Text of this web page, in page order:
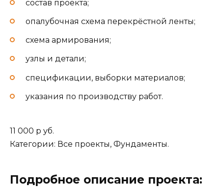
состав проекта;
опалубочная схема перекрёстной ленты;
схема армирования;
узлы и детали;
спецификации, выборки материалов;
указания по производству работ.
11 000 р уб.
Категории: Все проекты, Фундаменты.
Подробное описание проекта: